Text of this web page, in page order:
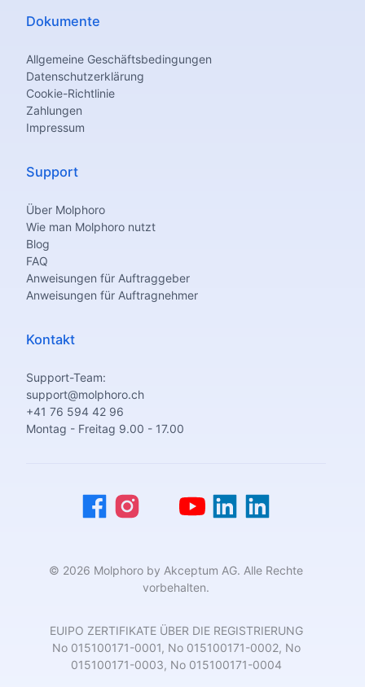
Dokumente
Allgemeine Geschäftsbedingungen
Datenschutzerklärung
Cookie-Richtlinie
Zahlungen
Impressum
Support
Über Molphoro
Wie man Molphoro nutzt
Blog
FAQ
Anweisungen für Auftraggeber
Anweisungen für Auftragnehmer
Kontakt
Support-Team:
support@molphoro.ch
+41 76 594 42 96
Montag - Freitag 9.00 - 17.00
© 2026 Molphoro by Akceptum AG. Alle Rechte
vorbehalten.
EUIPO ZERTIFIKATE ÜBER DIE REGISTRIERUNG
No 015100171-0001, No 015100171-0002, No
015100171-0003, No 015100171-0004